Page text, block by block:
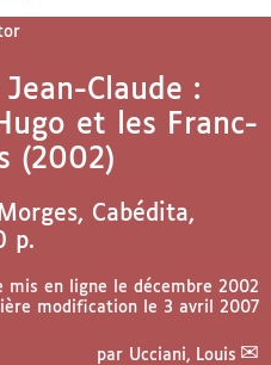
Jean-Claude :
et les Franc-
(2002)
Cabédita,
p.
mis en ligne le décembre 2002
modification le 3 avril 2007
par Ucciani, Louis